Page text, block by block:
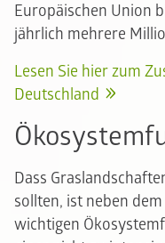
Europäischen Union
jährlich mehrere
Lesen Sie hier zum
Deutschland
Dass
sollten, ist neben
wichtigen